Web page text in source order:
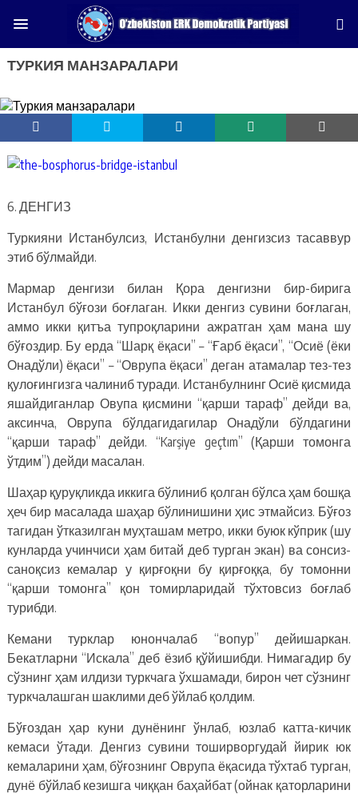
ТУРКИЯ МАНЗАРАЛАРИ
6. ДЕНГИЗ
Туркияни Истанбулсиз, Истанбулни денгизсиз тасаввур
этиб бўлмайди.
Мармар денгизи билан Қора денгизни бир-бирига
Истанбул бўғози боғлаган. Икки денгиз сувини боғлаган,
аммо икки қитъа тупроқларини ажратган ҳам мана шу
бўғоздир. Бу ерда “Шарқ ёқаси” – “Ғарб ёқаси”, “Осиё (ёки
Онадўли) ёқаси” – “Оврупа ёқаси” деган атамалар тез-тез
қулоғингизга чалиниб туради. Истанбулнинг Осиё қисмида
яшайдиганлар Овупа қисмини “қарши тараф” дейди ва,
аксинча, Оврупа бўлдагидагилар Онадўли бўлдагини
“қарши тараф” дейди. “Karşiye geçtım” (Қарши томонга
ўтдим”) дейди масалан.
Шаҳар қуруқликда иккига бўлиниб қолган бўлса ҳам бошқа
ҳеч бир масалада шаҳар бўлинишини ҳис этмайсиз. Бўғоз
тагидан ўтказилган муҳташам метро, икки буюк кўприк (шу
кунларда учинчиси ҳам битай деб турган экан) ва сонсиз-
саноқсиз кемалар у қирғоқни бу қирғоққа, бу томонни
“қарши томонга” қон томирларидай тўхтовсиз боғлаб
турибди.
Кемани турклар юнончалаб “вопур” дейишаркан.
Бекатларни “Искала” деб ёзиб қўйишибди. Нимагадир бу
сўзнинг ҳам илдизи туркчага ўхшамади, бирон чет сўзнинг
туркчалашган шаклими деб ўйлаб қолдим.
Бўғоздан ҳар куни дунёнинг ўнлаб, юзлаб катта-кичик
кемаси ўтади. Денгиз сувини тоширворгудай йирик юк
кемаларини ҳам, бўғознинг Оврупа ёқасида тўхтаб турган,
дунё бўйлаб кезишга чиққан баҳайбат (ойнак қаторларини